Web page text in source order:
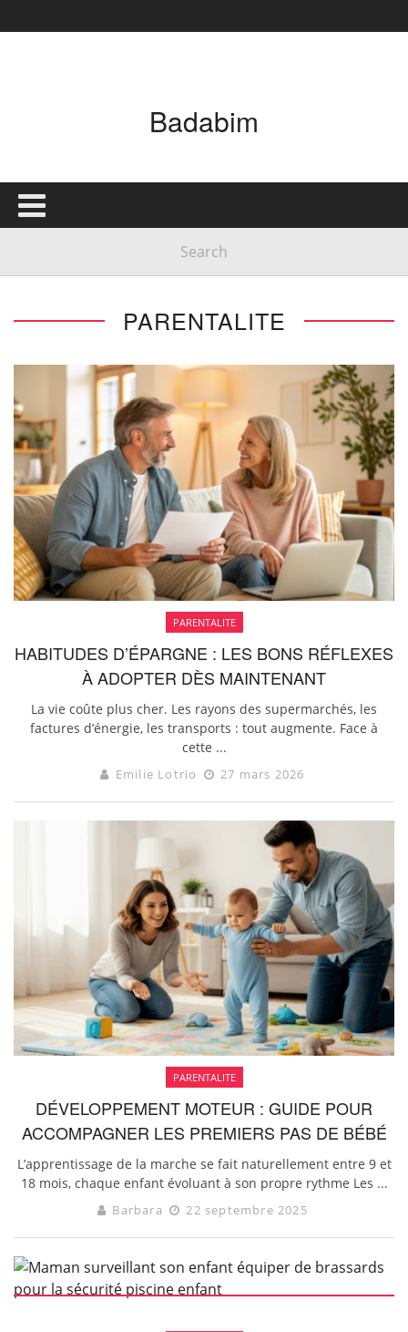
Badabim
PARENTALITE
PARENTALITE
HABITUDES D’ÉPARGNE : LES BONS RÉFLEXES
À ADOPTER DÈS MAINTENANT
La vie coûte plus cher. Les rayons des supermarchés, les
factures d’énergie, les transports : tout augmente. Face à
cette ...
Emilie Lotrio 27 mars 2026
PARENTALITE
DÉVELOPPEMENT MOTEUR : GUIDE POUR
ACCOMPAGNER LES PREMIERS PAS DE BÉBÉ
L’apprentissage de la marche se fait naturellement entre 9 et
18 mois, chaque enfant évoluant à son propre rythme Les ...
Barbara 22 septembre 2025